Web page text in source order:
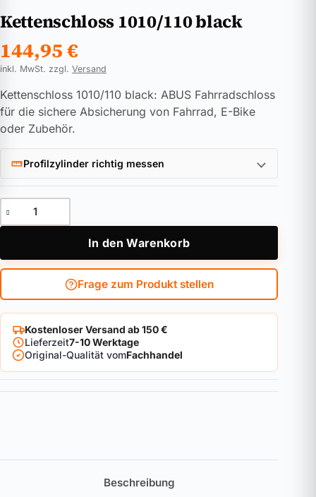
Kettenschloss 1010/110 black
144,95€
inkl. MwSt. zzgl. Versand
Kettenschloss 1010/110 black: ABUS Fahrradschloss
für die sichere Absicherung von Fahrrad, E-Bike
oder Zubehör.
Profilzylinder richtig messen
Kettenschloss 1010/110 black Menge
In den Warenkorb
Frage zum Produkt stellen
Kostenloser Versand ab 150 €
Lieferzeit7-10 Werktage
Original-Qualität vomFachhandel
Beschreibung